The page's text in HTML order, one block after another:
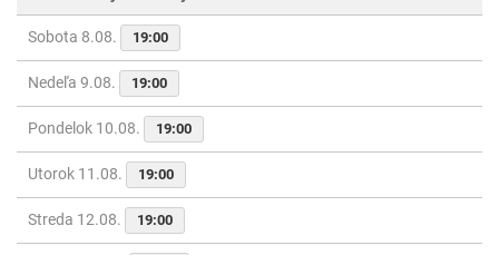
Sobota 8.08. 19:00
Nedeľa 9.08. 19:00
Pondelok 10.08. 19:00
Utorok 11.08. 19:00
Streda 12.08. 19:00